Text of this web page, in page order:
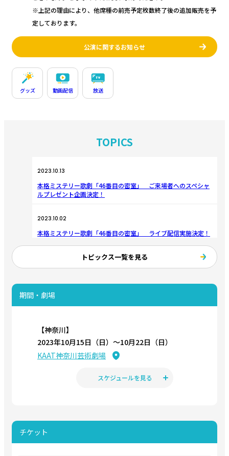
※上記の理由により、他席種の前売予定枚数終了後の追加販売を予
定しております。
公演に関するお知らせ
グッズ 動画配信 放送
TOPICS
2023.10.13
本格ミステリー歌劇「46番目の密室」 ご来場者へのスペシャ
ルプレゼント企画決定！
2023.10.02
本格ミステリー歌劇「46番目の密室」 ライブ配信実施決定！
トピックス一覧を見る
期間・劇場
【神奈川】
2023年10月15日（日）〜10月22日（日）
KAAT神奈川芸術劇場
スケジュールを見る
チケット